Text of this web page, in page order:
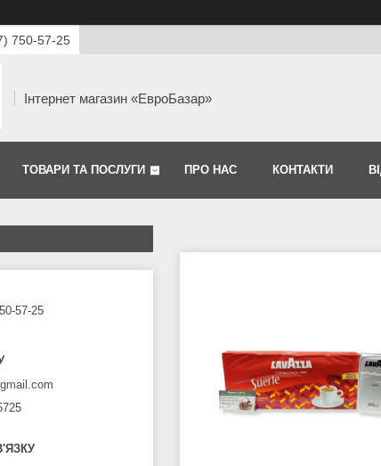
750-57-25
Інтернет магазин «ЕвроБазар»
ТОВАРИ ТА ПОСЛУГИ ПРО НАС КОНТАКТИ
57-25